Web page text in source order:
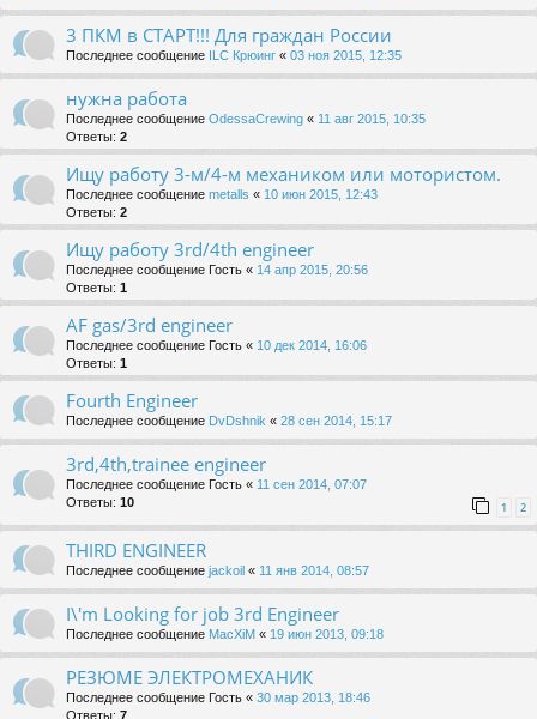
3 ПКМ в СТАРТ!!! Для граждан России
Последнее сообщение ILC Крюинг « 03 ноя 2015, 12:35
нужна работа
Последнее сообщение OdessaCrewing « 11 авг 2015, 10:35
Ответы: 2
Ищу работу 3-м/4-м механиком или мотористом.
Последнее сообщение metalls « 10 июн 2015, 12:43
Ответы: 2
Ищу работу 3rd/4th engineer
Последнее сообщение Гость « 14 апр 2015, 20:56
Ответы: 1
AF gas/3rd engineer
Последнее сообщение Гость « 10 дек 2014, 16:06
Ответы: 1
Fourth Engineer
Последнее сообщение DvDshnik « 28 сен 2014, 15:17
3rd,4th,trainee engineer
Последнее сообщение Гость « 11 сен 2014, 07:07
Ответы: 10 1 2
THIRD ENGINEER
Последнее сообщение jackoil « 11 янв 2014, 08:57
I\'m Looking for job 3rd Engineer
Последнее сообщение MacXiM « 19 июн 2013, 09:18
РЕЗЮМЕ ЭЛЕКТРОМЕХАНИК
Последнее сообщение Гость « 30 мар 2013, 18:46
Ответы: 7